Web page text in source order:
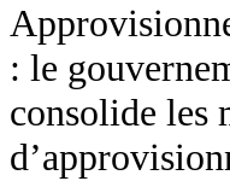
: le
consolide les